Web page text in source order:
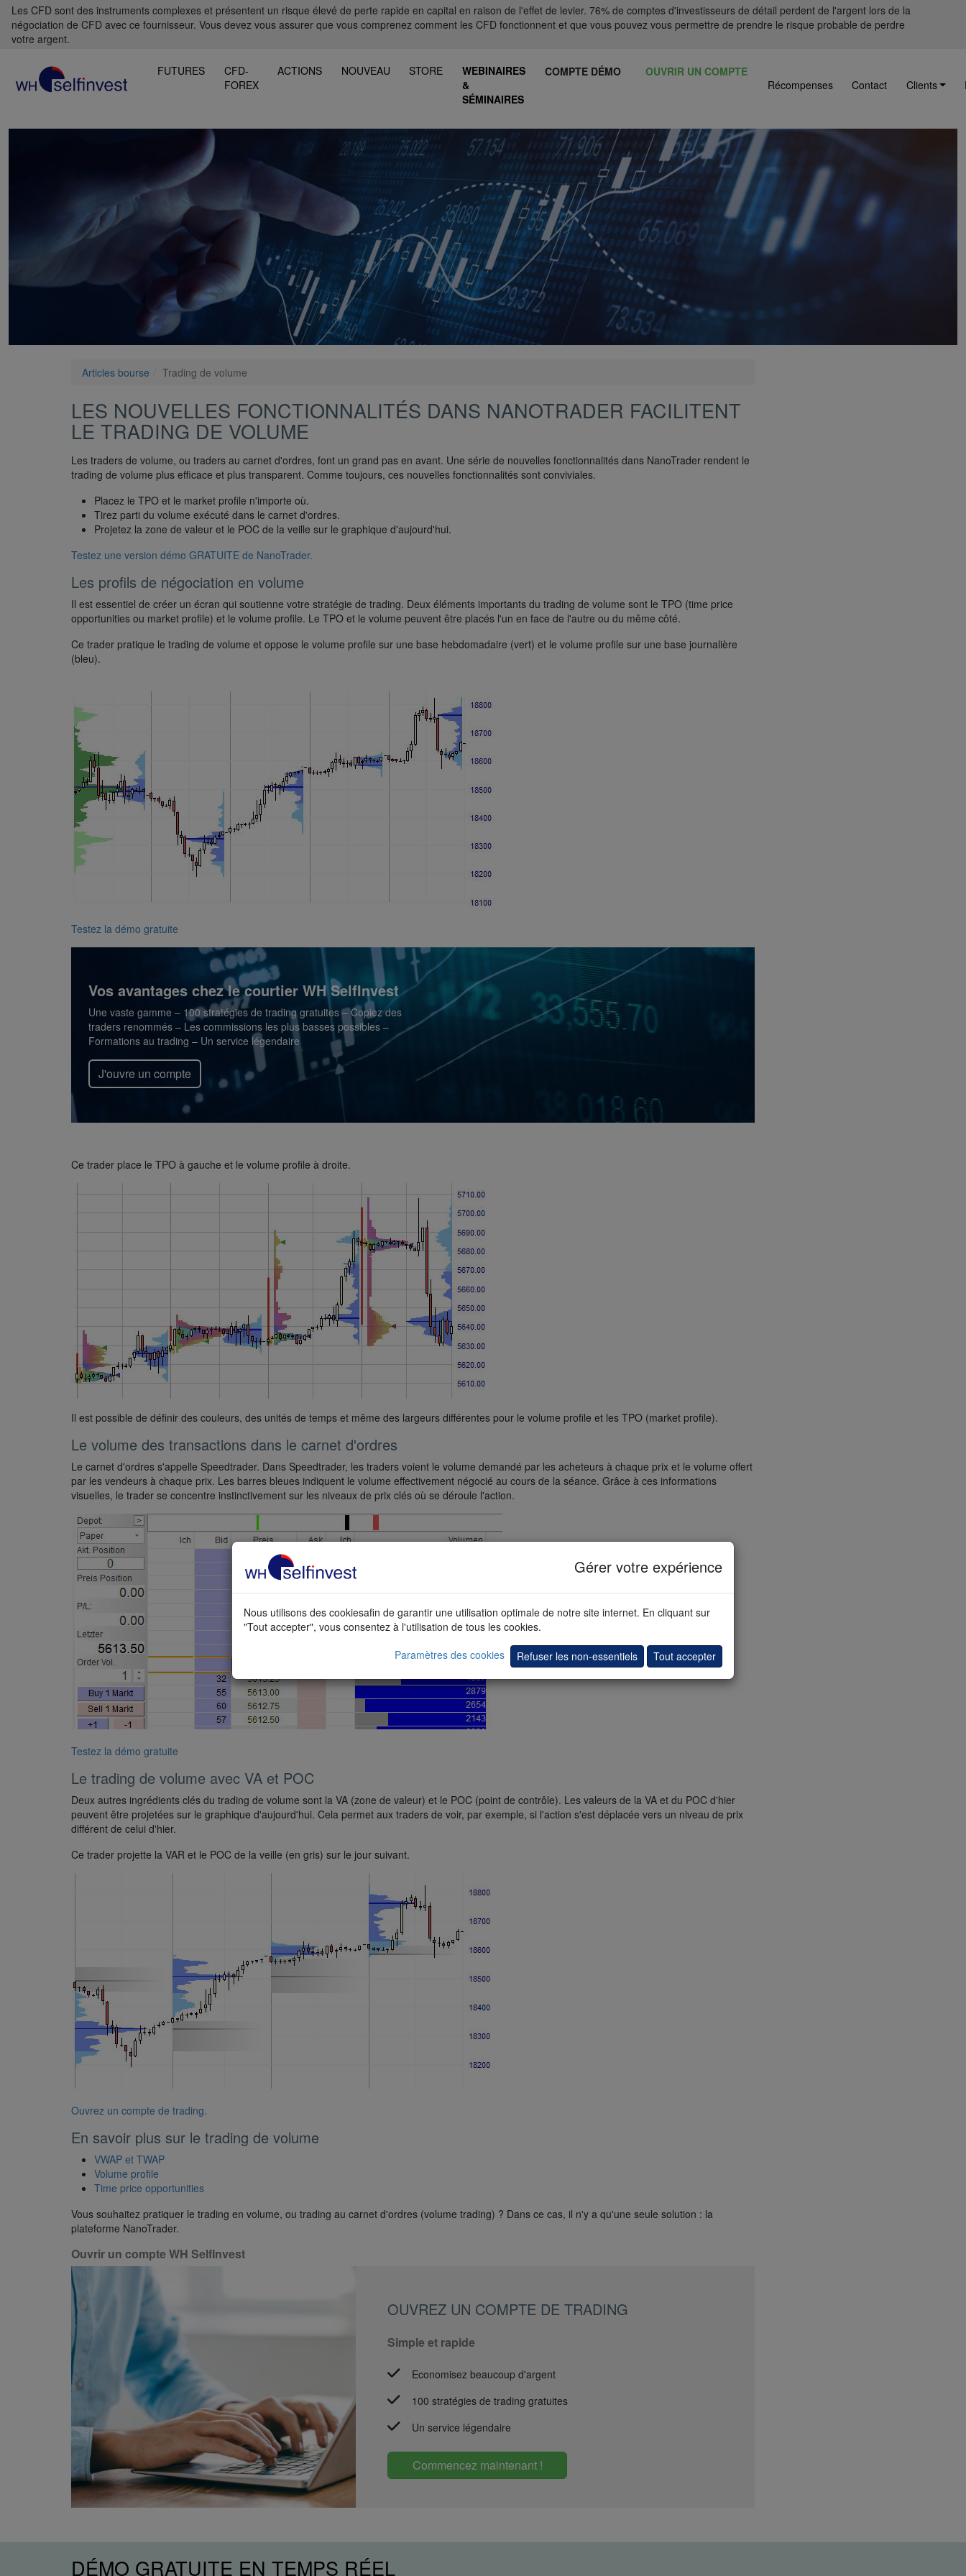
Les CFD sont des instruments complexes et présentent un risque élevé de perte rapide en capital en raison de l'effet de levier. 76% de comptes d'investisseurs de détail perdent de l'argent lors de la
négociation de CFD avec ce fournisseur. Vous devez vous assurer que vous comprenez comment les CFD fonctionnent et que vous pouvez vous permettre de prendre le risque probable de perdre
votre argent.
FUTURES
CFD-
FOREX
ACTIONS NOUVEAU STORE
WEBINAIRES
&
SÉMINAIRES
COMPTE DÉMO
OUVRIR UN COMPTE
Récompenses
Contact Clients
Articles bourse Trading de volume
LES NOUVELLES FONCTIONNALITÉS DANS NANOTRADER FACILITENT
LE TRADING DE VOLUME
Les traders de volume, ou traders au carnet d'ordres, font un grand pas en avant. Une série de nouvelles fonctionnalités dans NanoTrader rendent le
trading de volume plus efficace et plus transparent. Comme toujours, ces nouvelles fonctionnalités sont conviviales.
Placez le TPO et le market profile n'importe où.
Tirez parti du volume exécuté dans le carnet d'ordres.
Projetez la zone de valeur et le POC de la veille sur le graphique d'aujourd'hui.
Testez une version démo GRATUITE de NanoTrader.
Les profils de négociation en volume
Il est essentiel de créer un écran qui soutienne votre stratégie de trading. Deux éléments importants du trading de volume sont le TPO (time price
opportunities ou market profile) et le volume profile. Le TPO et le volume peuvent être placés l'un en face de l'autre ou du même côté.
Ce trader pratique le trading de volume et oppose le volume profile sur une base hebdomadaire (vert) et le volume profile sur une base journalière
(bleu).
Testez la démo gratuite
Vos avantages chez le courtier WH SelfInvest
Une vaste gamme – 100 stratégies de trading gratuites – Copiez des
traders renommés – Les commissions les plus basses possibles –
Formations au trading – Un service légendaire
J'ouvre un compte
Ce trader place le TPO à gauche et le volume profile à droite.
Il est possible de définir des couleurs, des unités de temps et même des largeurs différentes pour le volume profile et les TPO (market profile).
Le volume des transactions dans le carnet d'ordres
Le carnet d'ordres s'appelle Speedtrader. Dans Speedtrader, les traders voient le volume demandé par les acheteurs à chaque prix et le volume offert
par les vendeurs à chaque prix. Les barres bleues indiquent le volume effectivement négocié au cours de la séance. Grâce à ces informations
visuelles, le trader se concentre instinctivement sur les niveaux de prix clés où se déroule l'action.
Testez la démo gratuite
Le trading de volume avec VA et POC
Deux autres ingrédients clés du trading de volume sont la VA (zone de valeur) et le POC (point de contrôle). Les valeurs de la VA et du POC d'hier
peuvent être projetées sur le graphique d'aujourd'hui. Cela permet aux traders de voir, par exemple, si l'action s'est déplacée vers un niveau de prix
différent de celui d'hier.
Ce trader projette la VAR et le POC de la veille (en gris) sur le jour suivant.
Ouvrez un compte de trading.
En savoir plus sur le trading de volume
VWAP et TWAP
Volume profile
Time price opportunities
Vous souhaitez pratiquer le trading en volume, ou trading au carnet d'ordres (volume trading) ? Dans ce cas, il n'y a qu'une seule solution : la
plateforme NanoTrader.
Ouvrir un compte WH SelfInvest
OUVREZ UN COMPTE DE TRADING
Simple et rapide
Economisez beaucoup d'argent
100 stratégies de trading gratuites
Un service légendaire
Commencez maintenant !
Gérer votre expérience
Nous utilisons des cookiesafin de garantir une utilisation optimale de notre site internet. En cliquant sur
"Tout accepter", vous consentez à l'utilisation de tous les cookies.
Paramètres des cookies
Refuser les non-essentiels Tout accepter
DÉMO GRATUITE EN TEMPS RÉEL